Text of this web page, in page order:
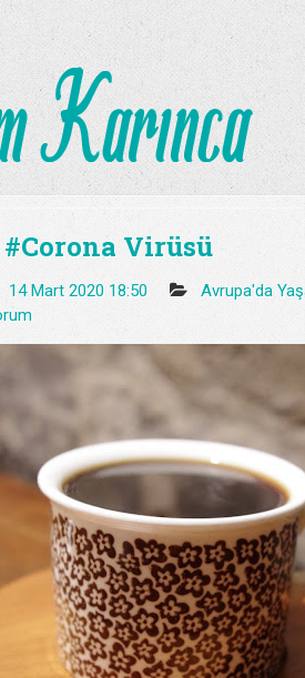
Virüsü
14 Mart 2020 18:50 Avrupa'da